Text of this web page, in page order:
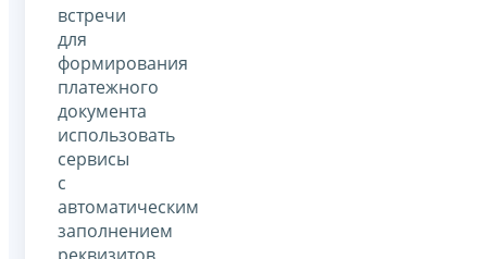
встречи
для
формирования
платежного
документа
использовать
сервисы
с
автоматическим
заполнением
реквизитов